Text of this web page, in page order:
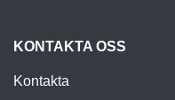
KONTAKTA OSS
Kontakta